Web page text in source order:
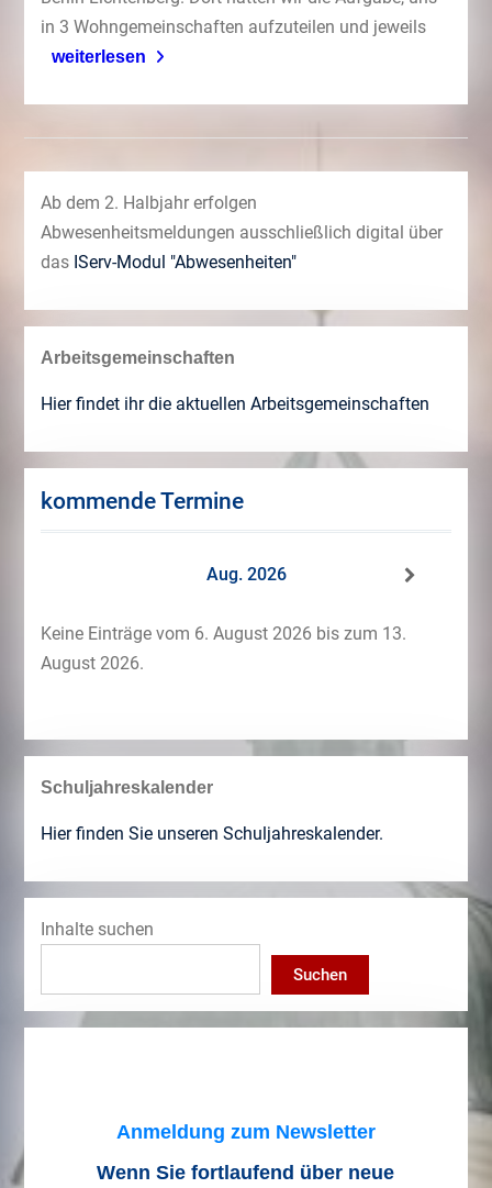
in 3 Wohngemeinschaften aufzuteilen und jeweils
weiterlesen
Ab dem 2. Halbjahr erfolgen
Abwesenheitsmeldungen ausschließlich digital über
das IServ-Modul "Abwesenheiten"
Arbeitsgemeinschaften
Hier findet ihr die aktuellen Arbeitsgemeinschaften
kommende Termine
Aug. 2026
Keine Einträge vom 6. August 2026 bis zum 13.
August 2026.
Schuljahreskalender
Hier finden Sie unseren Schuljahreskalender.
Inhalte suchen
Suchen
Anmeldung zum Newsletter
Wenn Sie fortlaufend über neue